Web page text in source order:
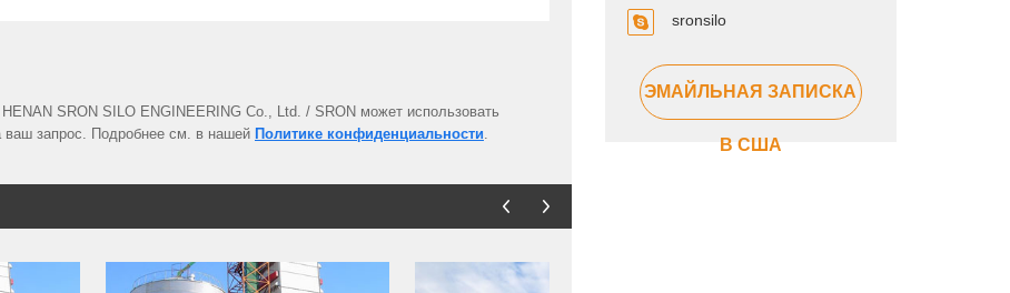
SRON SILO ENGINEERING Co., Ltd. / SRON может использовать
запрос. Подробнее см. в нашей Политике конфиденциальности.
sronsilo
ЭМАЙЛЬНАЯ ЗАПИСКА
В США